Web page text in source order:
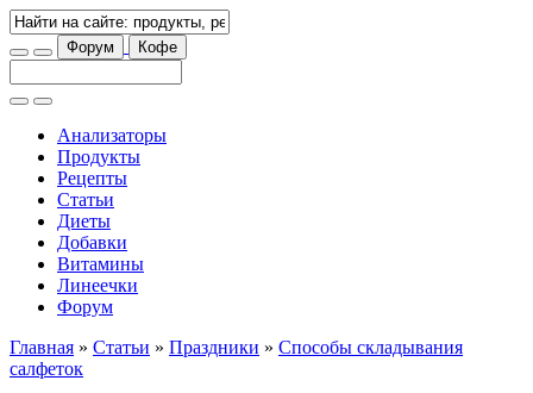
Форум Кофе
Анализаторы
Продукты
Рецепты
Статьи
Диеты
Добавки
Витамины
Линеечки
Форум
Главная » Статьи » Праздники » Способы складывания
салфеток